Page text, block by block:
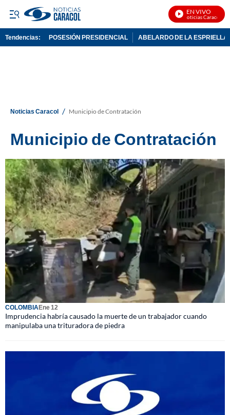
EN VIVO
Noticias Caracol En
Tendencias: POSESIÓN PRESIDENCIAL ABELARDO DE LA ESPRIELLA
Noticias Caracol / Municipio de Contratación
Municipio de Contratación
COLOMBIAEne 12
Imprudencia habría causado la muerte de un trabajador cuando
manipulaba una trituradora de piedra